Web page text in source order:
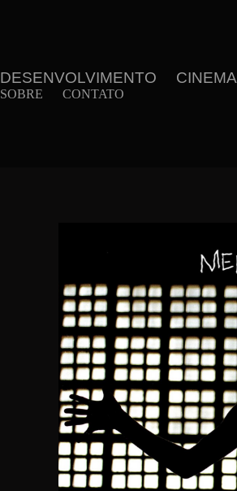
DESENVOLVIMENTO CINEMA
SOBRE CONTATO